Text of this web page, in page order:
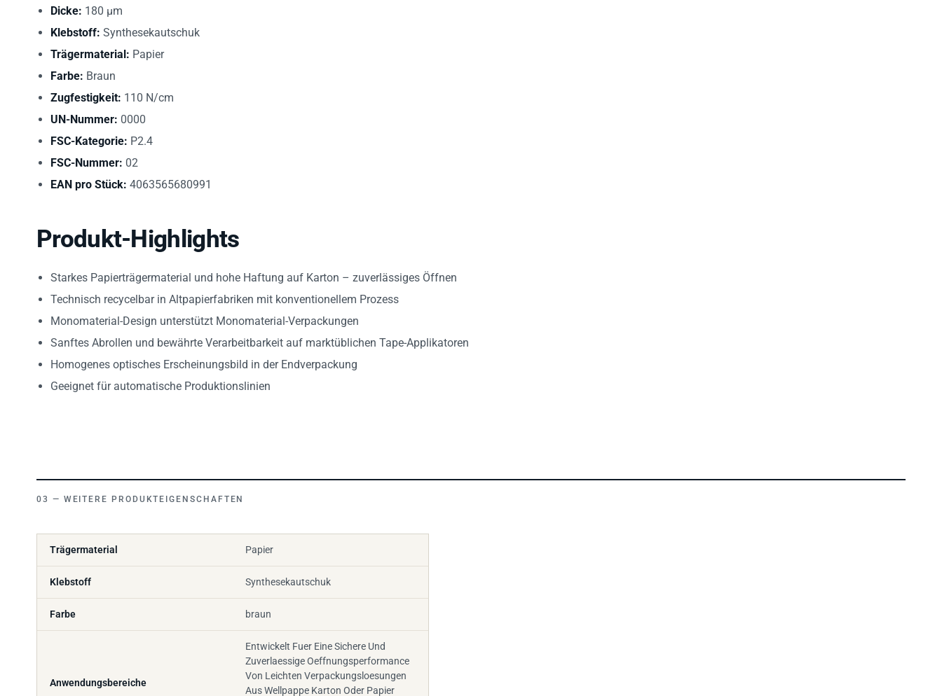
Dicke: 180 µm
Klebstoff: Synthesekautschuk
Trägermaterial: Papier
Farbe: Braun
Zugfestigkeit: 110 N/cm
UN-Nummer: 0000
FSC-Kategorie: P2.4
FSC-Nummer: 02
EAN pro Stück: 4063565680991
Produkt-Highlights
Starkes Papierträgermaterial und hohe Haftung auf Karton – zuverlässiges Öffnen
Technisch recycelbar in Altpapierfabriken mit konventionellem Prozess
Monomaterial-Design unterstützt Monomaterial-Verpackungen
Sanftes Abrollen und bewährte Verarbeitbarkeit auf marktüblichen Tape-Applikatoren
Homogenes optisches Erscheinungsbild in der Endverpackung
Geeignet für automatische Produktionslinien
WEITERE PRODUKTEIGENSCHAFTEN
Trägermaterial Papier
Klebstoff Synthesekautschuk
Farbe braun
Anwendungsbereiche
Entwickelt Fuer Eine Sichere Und
Zuverlaessige Oeffnungsperformance
Von Leichten Verpackungsloesungen
Aus Wellpappe Karton Oder Papier